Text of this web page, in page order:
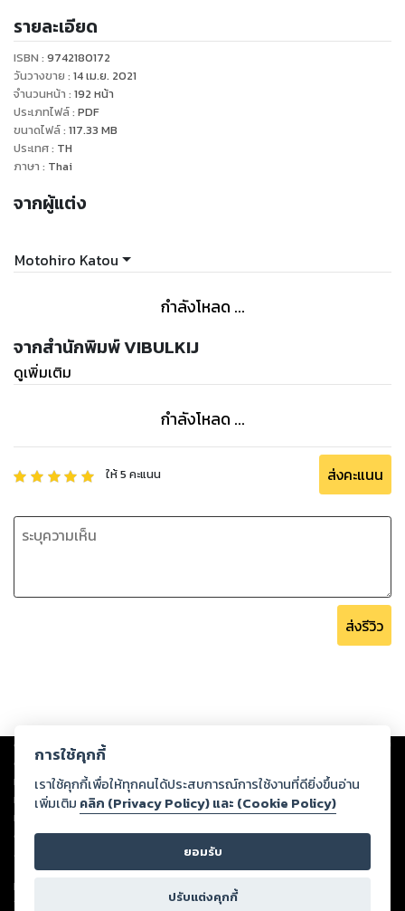
รายละเอียด
ISBN : 9742180172
วันวางขาย : 14 เม.ย. 2021
จำนวนหน้า : 192 หน้า
ประเภทไฟล์: PDF
ขนาดไฟล์: 117.33 MB
ประเทศ: TH
ภาษา : Thai
จากผู้แต่ง
Motohiro Katou
กำลังโหลด ...
จากสำนักพิมพ์ VIBULKIJ
ดูเพิ่มเติม
กำลังโหลด ...
ให้5 คะแนน ส่งคะแนน
ส่งรีวิว
Copyright © 2026
ต่อผลงานหรือเนื้อหาใดที่อัปโหลดผ่านเว็บไซต์และปรากฏว่าละเมิดสิทธิใน
ทรัพย์สินทางปัญญาของบุคคลอื่นหรือขัดต่อกฎหมายและศีลธรรม ดังนั้น ผู้อ่าน
ทุกท่านโปรดใช้วิจารณญาณในการกลั่นกรองด้วยตนเอง และหากท่านพบว่าส่วน
หนึ่งส่วนใดขัดต่อกฎหมายและศีลธรรม กรุณาแจ้งมายังบริษัท เพื่อทีมงานจะได้
ดำเนินการในทันที ทั้งนี้ ทางสตอรี่ล็อกขอสงวนลิขสิทธิ์ตามพระราชบัญญัติ
ลิขสิทธิ์ พ.ศ. 2537 (ฉบับล่าสุด)
For support: member@ookbee.com
Version
การใช้คุกกี้
เราใช้คุกกี้เพื่อให้ทุกคนได้ประสบการณ์การใช้งานที่ดียิ่งขึ้นอ่าน
เพิ่มเติม คลิก (Privacy Policy) และ (Cookie Policy)
ยอมรับ
ปรับแต่งคุกกี้